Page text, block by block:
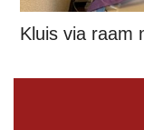
Kluis via raam